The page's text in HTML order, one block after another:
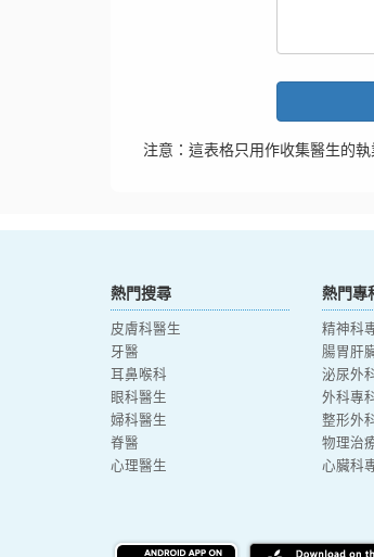
注意：這表格只用作收集醫生的
熱門搜尋
皮膚科醫生
牙醫
耳鼻喉科
眼科醫生
婦科醫生
脊醫
心理醫生
熱門專
精神科
腸胃肝
泌尿外
外科專
整形外
物理治
心臟科